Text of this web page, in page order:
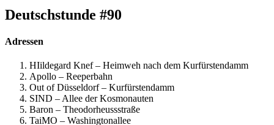
Deutschstunde #90
Adressen
HIildegard Knef – Heimweh nach dem Kurfürstendamm
Apollo – Reeperbahn
Out of Düsseldorf – Kurfürstendamm
SIND – Allee der Kosmonauten
Baron – Theodorheussstraße
TaiMO – Washingtonallee